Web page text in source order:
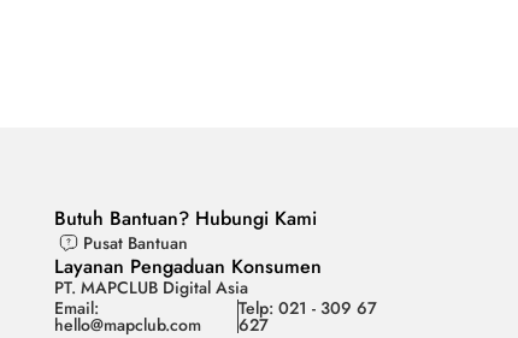
Butuh Bantuan? Hubungi Kami
Pusat Bantuan
Layanan Pengaduan Konsumen
PT. MAPCLUB Digital Asia
Email:
hello@mapclub.com
Telp: 021 - 309 67
627